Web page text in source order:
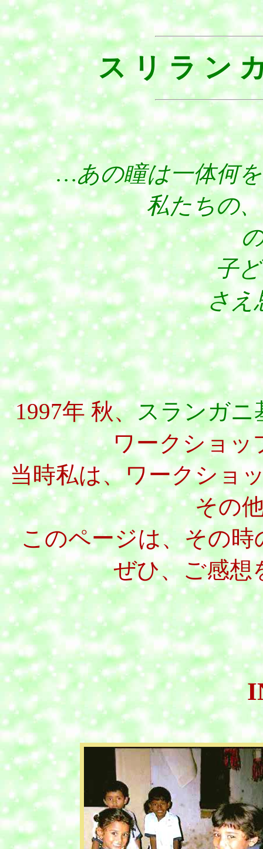
ス リ ラ ン
…あの瞳は一体何
私たちの、とっ
子どもたちは
さえ
1997年 秋、スランガニ
ワークショッ
当時私は、ワークショ
その
このページは、その
ぜひ、ご感想